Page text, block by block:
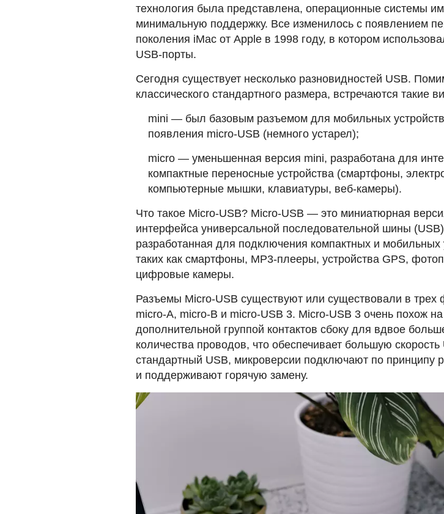
технология была представлена, операционные системы
минимальную поддержку. Все изменилось с появлением
поколения iMac от Apple в 1998 году, в котором
USB-порты.
Сегодня существует несколько разновидностей USB.
классического стандартного размера, встречаются такие
mini — был базовым разъемом для мобильных
появления micro-USB (немного устарел);
micro — уменьшенная версия mini, разработана для
компактные переносные устройства (смартфоны,
компьютерные мышки, клавиатуры, веб-камеры).
Что такое Micro-USB? Micro-USB — это миниатюрная
интерфейса универсальной последовательной шины
разработанная для подключения компактных и мобильных
таких как смартфоны, MP3-плееры, устройства GPS,
цифровые камеры.
Разъемы Micro-USB существуют или существовали в трех
micro-A, micro-B и micro-USB 3. Micro-USB 3 очень похож
дополнительной группой контактов сбоку для вдвое
количества проводов, что обеспечивает большую скорость
стандартный USB, микроверсии подключают по принципу
и поддерживают горячую замену.